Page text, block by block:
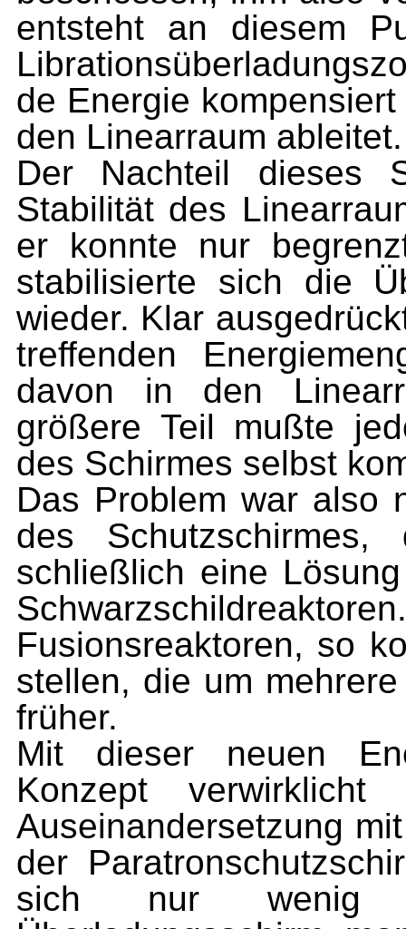
entsteht an die­sem
de Energie
den Linearraum ableitet.
Der Nachteil dieses
Stabilität des
er konnte nur
stabilisierte sich die
wieder. Klar
treffenden
davon in den
größere Teil mußte
des Schirmes selbst
Das Problem war also
des
schließlich eine
Fusionsre­aktoren, so
stellen, die um
früher.
Mit dieser neuen
Konzept
Auseinandersetzung
der
sich nur wenig